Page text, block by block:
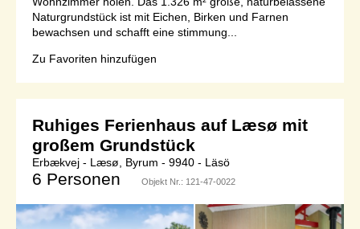
Naturgrundstück ist mit Eichen, Birken und Farnen
bewachsen und schafft eine stimmung...
Zu Favoriten hinzufügen
Ruhiges Ferienhaus auf Læsø mit
großem Grundstück
Erbækvej - Læsø, Byrum - 9940 - Läsö
6 Personen Objekt Nr.: 121-47-0022